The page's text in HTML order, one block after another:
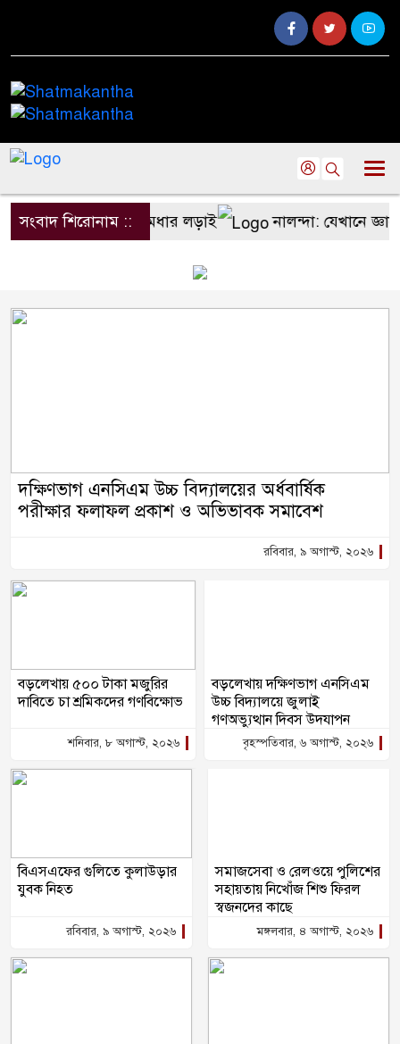
সংবাদ শিরোনাম ::
মেধার লড়াই নালন্দা: যেখানে জ্ঞানচর্চায়
দক্ষিণভাগ এনসিএম উচ্চ বিদ্যালয়ের অর্ধবার্ষিক
পরীক্ষার ফলাফল প্রকাশ ও অভিভাবক সমাবেশ
রবিবার, ৯ অগাস্ট, ২০২৬
বড়লেখায় ৫০০ টাকা মজুরির
দাবিতে চা শ্রমিকদের গণবিক্ষোভ
শনিবার, ৮ অগাস্ট, ২০২৬
বড়লেখায় দক্ষিণভাগ এনসিএম
উচ্চ বিদ্যালয়ে জুলাই
গণঅভ্যুত্থান দিবস উদযাপন
বৃহস্পতিবার, ৬ অগাস্ট, ২০২৬
বিএসএফের গুলিতে কুলাউড়ার
যুবক নিহত
রবিবার, ৯ অগাস্ট, ২০২৬
সমাজসেবা ও রেলওয়ে পুলিশের
সহায়তায় নিখোঁজ শিশু ফিরল
স্বজনদের কাছে
মঙ্গলবার, ৪ অগাস্ট, ২০২৬